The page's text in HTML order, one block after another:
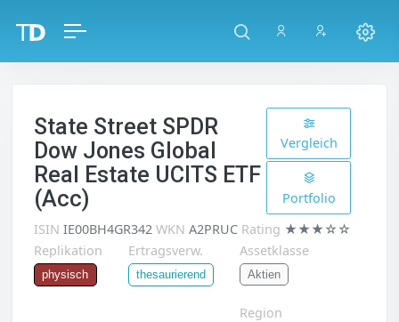
State Street SPDR
Dow Jones Global
Real Estate UCITS ETF
(Acc)
Vergleich
Portfolio
ISIN IE00BH4GR342 WKN A2PRUC Rating ★★★☆☆
Replikation
physisch
Ertragsverw.
thesaurierend
Assetklasse
Aktien
Region